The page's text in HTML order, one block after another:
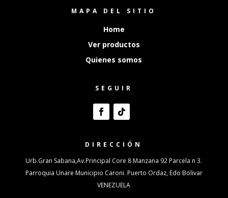
MAPA DEL SITIO
Home
Ver productos
Quienes somos
SEGUIR
DIRECCIÓN
Urb.Gran Sabana,Av.Principal Core 8 Manzana 92 Parcela n 3.
Parroquia Unare Municipio Caroni. Puerto Ordaz, Edo Bolivar
VENEZUELA